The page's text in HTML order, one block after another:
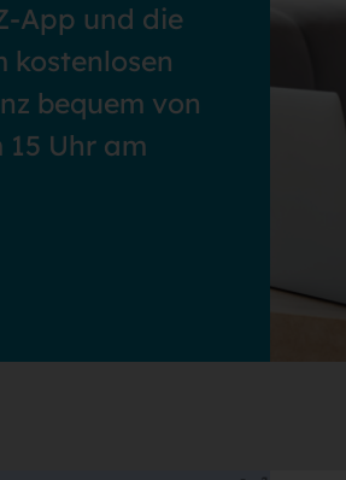
App und die
kostenlosen
bequem von
15 Uhr am